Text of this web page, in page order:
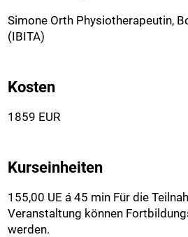
Simone Orth Physiotherapeutin,
(IBITA)
Kosten
1859 EUR
Kurseinheiten
155,00 UE á 45 min Für die
Veranstaltung können
werden.